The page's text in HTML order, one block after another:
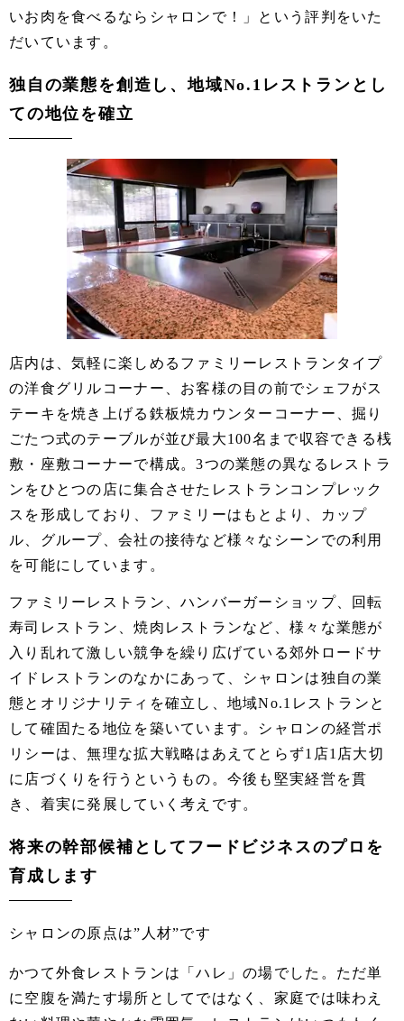
いお肉を食べるならシャロンで！」という評判をいた
だいています。
独自の業態を創造し、地域No.1レストランとし
ての地位を確立
店内は、気軽に楽しめるファミリーレストランタイプ
の洋食グリルコーナー、お客様の目の前でシェフがス
テーキを焼き上げる鉄板焼カウンターコーナー、掘り
ごたつ式のテーブルが並び最大100名まで収容できる桟
敷・座敷コーナーで構成。3つの業態の異なるレストラ
ンをひとつの店に集合させたレストランコンプレック
スを形成しており、ファミリーはもとより、カップ
ル、グループ、会社の接待など様々なシーンでの利用
を可能にしています。
ファミリーレストラン、ハンバーガーショップ、回転
寿司レストラン、焼肉レストランなど、様々な業態が
入り乱れて激しい競争を繰り広げている郊外ロードサ
イドレストランのなかにあって、シャロンは独自の業
態とオリジナリティを確立し、地域No.1レストランと
して確固たる地位を築いています。シャロンの経営ポ
リシーは、無理な拡大戦略はあえてとらず1店1店大切
に店づくりを行うというもの。今後も堅実経営を貫
き、着実に発展していく考えです。
将来の幹部候補としてフードビジネスのプロを
育成します
シャロンの原点は”人材”です
かつて外食レストランは「ハレ」の場でした。ただ単
に空腹を満たす場所としてではなく、家庭では味わえ